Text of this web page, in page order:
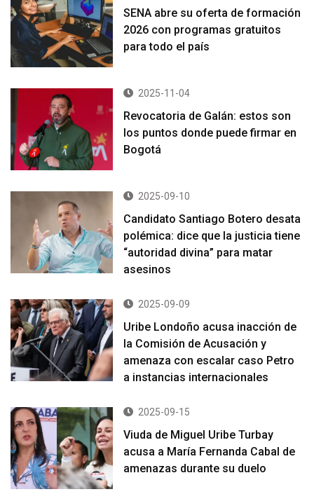
SENA abre su oferta de formación
2026 con programas gratuitos
para todo el país
2025-11-04
Revocatoria de Galán: estos son
los puntos donde puede firmar en
Bogotá
2025-09-10
Candidato Santiago Botero desata
polémica: dice que la justicia tiene
“autoridad divina” para matar
asesinos
2025-09-09
Uribe Londoño acusa inacción de
la Comisión de Acusación y
amenaza con escalar caso Petro
a instancias internacionales
2025-09-15
Viuda de Miguel Uribe Turbay
acusa a María Fernanda Cabal de
amenazas durante su duelo